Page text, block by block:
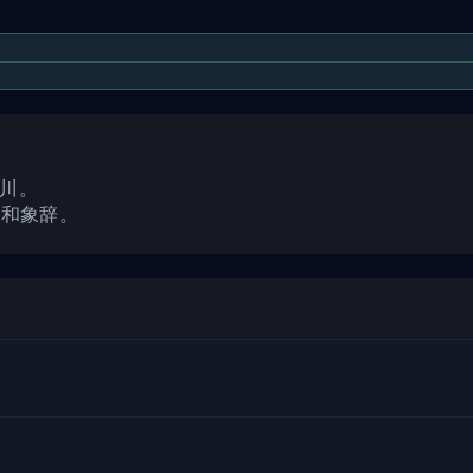
。
象辞。